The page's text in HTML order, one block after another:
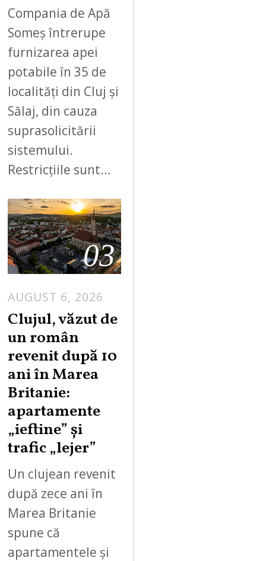
Compania de Apă
Someș întrerupe
furnizarea apei
potabile în 35 de
localități din Cluj și
Sălaj, din cauza
suprasolicitării
sistemului.
Restricțiile sunt…
03
AUGUST 6, 2026
Clujul, văzut de
un român
revenit după 10
ani în Marea
Britanie:
apartamente
„ieftine” și
trafic „lejer”
Un clujean revenit
după zece ani în
Marea Britanie
spune că
apartamentele și